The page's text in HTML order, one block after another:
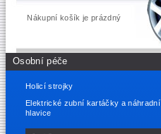
Nákupní košík je prázdný
Osobní péče
Holicí strojky
Elektrické zubní kartáčky a náhradní
hlavice